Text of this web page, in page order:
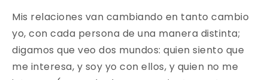
Mis relaciones van cambiando en tanto cambio
yo, con cada persona de una manera distinta;
digamos que veo dos mundos: quien siento que
me interesa, y soy yo con ellos, y quien no me